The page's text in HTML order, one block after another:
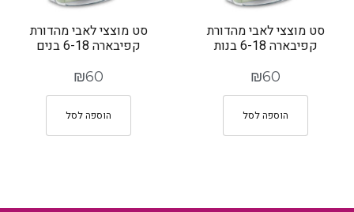
סט מוצצי לאבי מהדורת
קפיבארה 6-18 בנות
₪60
הוספה לסל
סט מוצצי לאבי מהדורת
קפיבארה 6-18 בנים
₪60
הוספה לסל